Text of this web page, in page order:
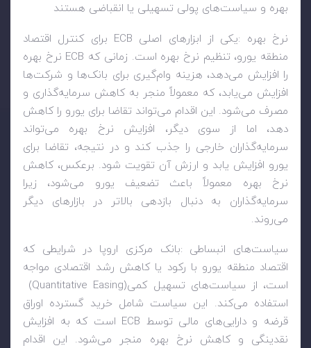
بهره و سیاست‌های پولی تسهیلی یا انقباضی هستند
نرخ بهره :یکی از ابزارهای اصلی ECB برای کنترل اقتصاد
منطقه یورو، تنظیم نرخ بهره است. زمانی که ECB نرخ بهره
را افزایش می‌دهد، هزینه وام‌گیری برای بانک‌ها و شرکت‌ها
افزایش می‌یابد، که معمولاً منجر به کاهش سرمایه‌گذاری و
مصرف می‌شود. این اقدام می‌تواند تقاضا برای یورو را کاهش
دهد، اما از سوی دیگر، افزایش نرخ بهره می‌تواند
سرمایه‌گذاران خارجی را جذب کند و در نتیجه، تقاضا برای
یورو افزایش یابد و ارزش آن تقویت شود. برعکس، کاهش
نرخ بهره معمولاً باعث تضعیف یورو می‌شود، زیرا
سرمایه‌گذاران به دنبال بازدهی بالاتر در بازارهای دیگر
می‌روند.
سیاست‌های انبساطی :بانک مرکزی اروپا در شرایطی که
اقتصاد منطقه یورو با رکود یا کاهش رشد اقتصادی مواجه
است، از سیاست‌های تسهیل کمی(Quantitative Easing)
استفاده می‌کند. این سیاست شامل خرید گسترده اوراق
قرضه و دارایی‌های مالی توسط ECB است که به افزایش
نقدینگی و کاهش نرخ بهره منجر می‌شود. این اقدام